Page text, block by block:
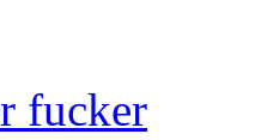
fucker